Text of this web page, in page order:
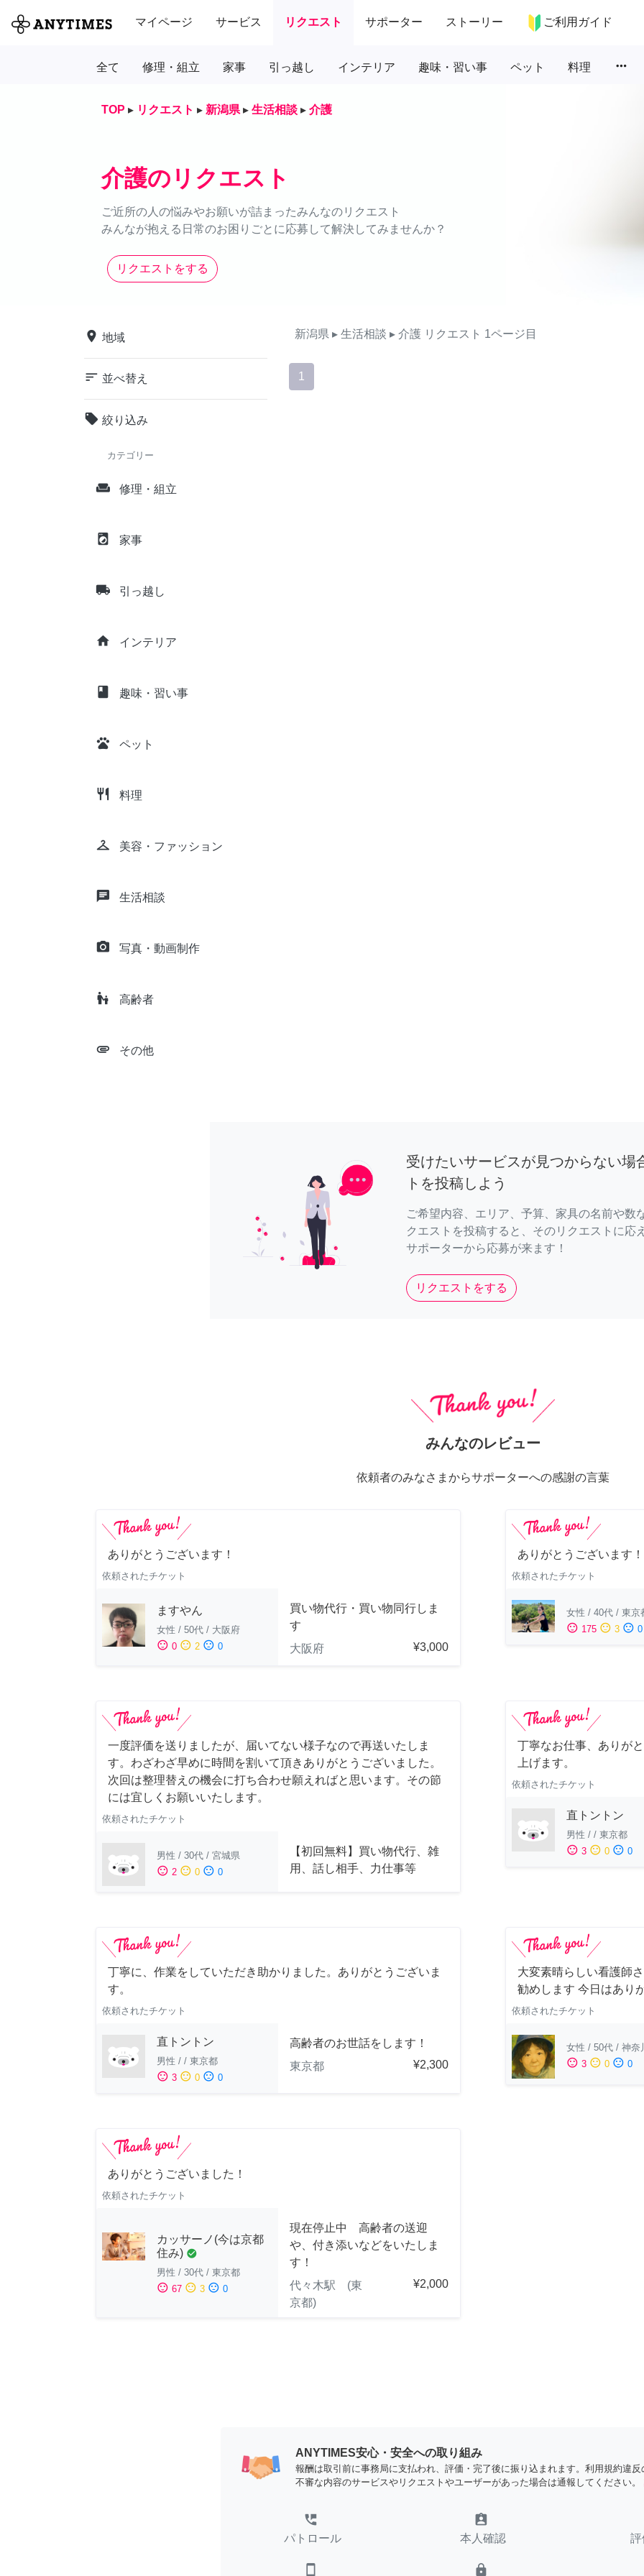
マイページ サービス リクエスト サポーター ストーリー ご利用ガイド
全て 修理・組立 家事 引っ越し インテリア 趣味・習い事 ペット 料理 more_horiz
TOP ▸ リクエスト ▸ 新潟県 ▸ 生活相談 ▸ 介護
介護のリクエスト
ご近所の人の悩みやお願いが詰まったみんなのリクエスト
みんなが抱える日常のお困りごとに応募して解決してみませんか？
リクエストをする
place 地域
sort 並べ替え
local_offer 絞り込み
カテゴリー
weekend 修理・組立
local_laundry_service 家事
local_shipping 引っ越し
home インテリア
class 趣味・習い事
pets ペット
restaurant 料理
checkroom 美容・ファッション
chat 生活相談
camera_alt 写真・動画制作
escalator_warning 高齢者
attachment その他
新潟県 ▸ 生活相談 ▸ 介護 リクエスト 1ページ目
1
受けたいサービスが見つからない場
トを投稿しよう
ご希望内容、エリア、予算、家具の名前や数
クエストを投稿すると、そのリクエストに応
サポーターから応募が来ます！
リクエストをする
みんなのレビュー
依頼者のみなさまからサポーターへの感謝の言葉
ありがとうございます！
依頼されたチケット
ますやん
女性 / 50代 / 大阪府
sentiment_satisfied 0 sentiment_neutral 2 sentiment_dissatisfied 0
買い物代行・買い物同行しま
す
大阪府
¥3,000
ありがとうございます！
依頼されたチケット
女性 / 40代 / 東京
sentiment_satisfied 175 sentiment_neutral 3 sentiment_dissatisfied 0
一度評価を送りましたが、届いてない様子なので再送いたしま
す。わざわざ早めに時間を割いて頂きありがとうございました。
次回は整理替えの機会に打ち合わせ願えればと思います。その節
には宜しくお願いいたします。
依頼されたチケット
男性 / 30代 / 宮城県
sentiment_satisfied 2 sentiment_neutral 0 sentiment_dissatisfied 0
【初回無料】買い物代行、雑
用、話し相手、力仕事等
丁寧なお仕事、ありが
上げます。
依頼されたチケット
直トントン
男性 / / 東京都
sentiment_satisfied 3 sentiment_neutral 0 sentiment_dissatisfied 0
丁寧に、作業をしていただき助かりました。ありがとうございま
す。
依頼されたチケット
直トントン
男性 / / 東京都
sentiment_satisfied 3 sentiment_neutral 0 sentiment_dissatisfied 0
高齢者のお世話をします！
東京都
¥2,300
大変素晴らしい看護師
勧めします 今日はあり
依頼されたチケット
女性 / 50代 / 神奈
sentiment_satisfied 3 sentiment_neutral 0 sentiment_dissatisfied 0
ありがとうございました！
依頼されたチケット
カッサーノ(今は京都
住み) check_circle
男性 / 30代 / 東京都
sentiment_satisfied 67 sentiment_neutral 3 sentiment_dissatisfied 0
現在停止中 高齢者の送迎
や、付き添いなどをいたしま
す！
代々木駅 (東
京都)
¥2,000
ANYTIMES安心・安全への取り組み
報酬は取引前に事務局に支払われ、評価・完了後に振り込まれます。利用規約違反
不審な内容のサービスやリクエストやユーザーがあった場合は通報してください。
perm_phone_msg
パトロール
assignment_ind
本人確認
smartphone lock